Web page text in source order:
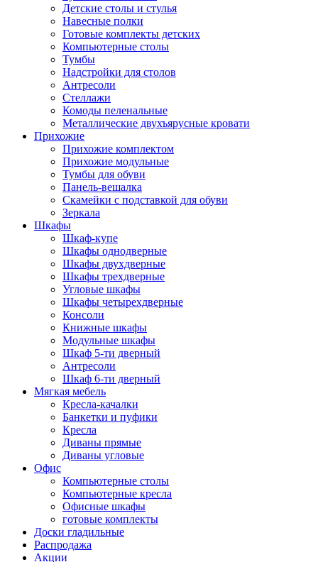
Детские столы и стулья
Навесные полки
Готовые комплекты детских
Компьютерные столы
Тумбы
Надстройки для столов
Антресоли
Стеллажи
Комоды пеленальные
Металлические двухъярусные кровати
Прихожие
Прихожие комплектом
Прихожие модульные
Тумбы для обуви
Панель-вешалка
Скамейки с подставкой для обуви
Зеркала
Шкафы
Шкаф-купе
Шкафы однодверные
Шкафы двухдверные
Шкафы трехдверные
Угловые шкафы
Шкафы четырехдверные
Консоли
Книжные шкафы
Модульные шкафы
Шкаф 5-ти дверный
Антресоли
Шкаф 6-ти дверный
Мягкая мебель
Кресла-качалки
Банкетки и пуфики
Кресла
Диваны прямые
Диваны угловые
Офис
Компьютерные столы
Компьютерные кресла
Офисные шкафы
готовые комплекты
Доски гладильные
Распродажа
Акции